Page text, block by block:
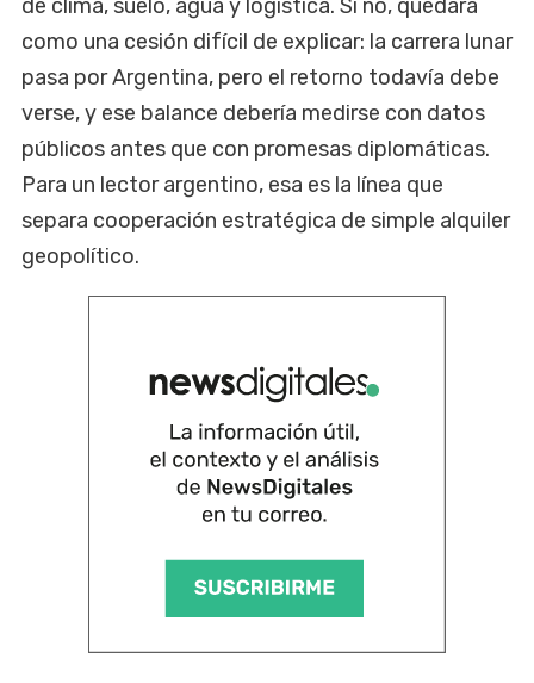
de clima, suelo, agua y logística. Si no, quedará
como una cesión difícil de explicar: la carrera lunar
pasa por Argentina, pero el retorno todavía debe
verse, y ese balance debería medirse con datos
públicos antes que con promesas diplomáticas.
Para un lector argentino, esa es la línea que
separa cooperación estratégica de simple alquiler
geopolítico.